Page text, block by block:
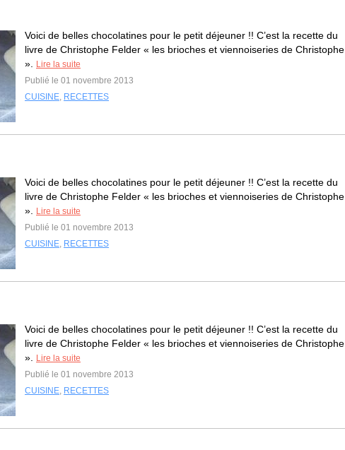
Voici de belles chocolatines pour le petit déjeuner !! C’est la recette du
livre de Christophe Felder « les brioches et viennoiseries de Christophe
».
Lire la suite
Publié le 01 novembre 2013
CUISINE, RECETTES
Voici de belles chocolatines pour le petit déjeuner !! C’est la recette du
livre de Christophe Felder « les brioches et viennoiseries de Christophe
».
Lire la suite
Publié le 01 novembre 2013
CUISINE, RECETTES
Voici de belles chocolatines pour le petit déjeuner !! C’est la recette du
livre de Christophe Felder « les brioches et viennoiseries de Christophe
».
Lire la suite
Publié le 01 novembre 2013
CUISINE, RECETTES